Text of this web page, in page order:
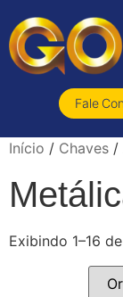
Fale
Início / Chaves /
Exibindo 1–16